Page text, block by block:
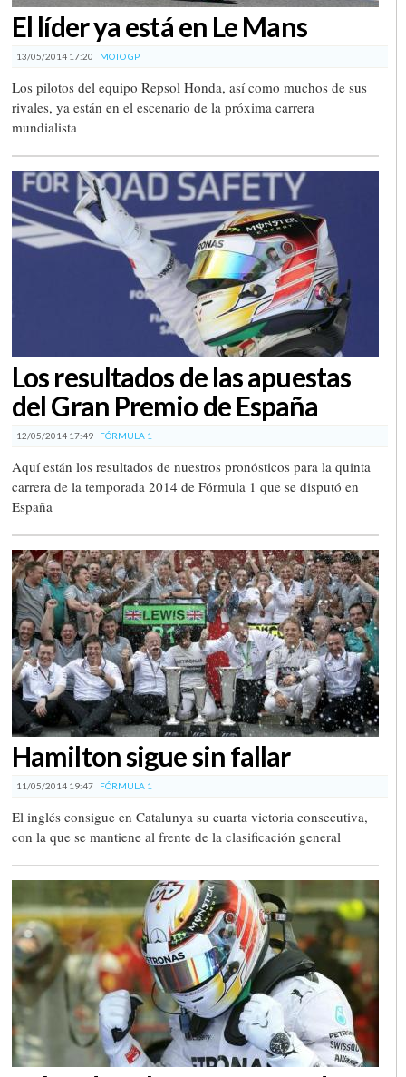
El líder ya está en Le Mans
13/05/2014 17:20 MOTO GP
Los pilotos del equipo Repsol Honda, así como muchos de sus
rivales, ya están en el escenario de la próxima carrera
mundialista
Los resultados de las apuestas
del Gran Premio de España
12/05/2014 17:49 FÓRMULA 1
Aquí están los resultados de nuestros pronósticos para la quinta
carrera de la temporada 2014 de Fórmula 1 que se disputó en
España
Hamilton sigue sin fallar
11/05/2014 19:47 FÓRMULA 1
El inglés consigue en Catalunya su cuarta victoria consecutiva,
con la que se mantiene al frente de la clasificación general